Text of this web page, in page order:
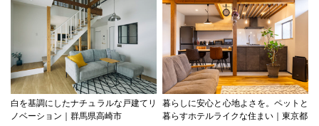
白を基調にしたナチュラルな戸建てリ
ノベーション｜群馬県高崎市
暮らしに安心と心地よさを。ペットと
暮らすホテルライクな住まい｜東京都